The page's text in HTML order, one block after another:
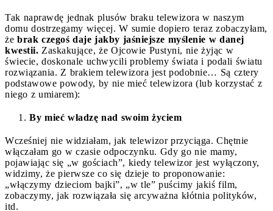
Tak naprawdę jednak plusów braku telewizora w naszym
domu dostrzegamy więcej. W sumie dopiero teraz zobaczyłam,
że brak czegoś daje jakby jaśniejsze myślenie w danej
kwestii. Zaskakujące, że Ojcowie Pustyni, nie żyjąc w
świecie, doskonale uchwycili problemy świata i podali światu
rozwiązania. Z brakiem telewizora jest podobnie… Są cztery
podstawowe powody, by nie mieć telewizora (lub korzystać z
niego z umiarem):
By mieć władzę nad swoim życiem
Wcześniej nie widziałam, jak telewizor przyciąga. Chętnie
włączałam go w czasie odpoczynku. Gdy go nie mamy,
pojawiając się „w gościach”, kiedy telewizor jest wyłączony,
widzimy, że pierwsze co się dzieje to proponowanie:
„włączymy dzieciom bajki”, „w tle” puścimy jakiś film,
zobaczymy, jak rozwiązała się arcyważna kłótnia polityków,
itd.